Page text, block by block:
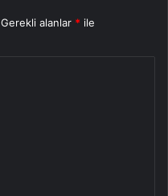
Gerekli alanlar * ile